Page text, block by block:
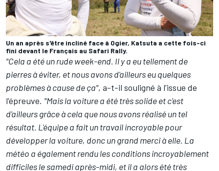
Un an après s'être incliné face à Ogier, Katsuta a cette fois-ci
fini devant le Français au Safari Rally.
"Cela a été un rude week-end. Il y a eu tellement de
pierres à éviter, et nous avons d'ailleurs eu quelques
problèmes à cause de ça", a-t-il souligné à l'issue de
l'épreuve. "Mais la voiture a été très solide et c'est
d'ailleurs grâce à cela que nous avons réalisé un tel
résultat. L'équipe a fait un travail incroyable pour
développer la voiture, donc un grand merci à elle. La
météo a également rendu les conditions incroyablement
difficiles le samedi après-midi, et il a alors été très